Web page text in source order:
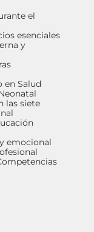
el
esenciales
y
en Salud
las siete
emocional